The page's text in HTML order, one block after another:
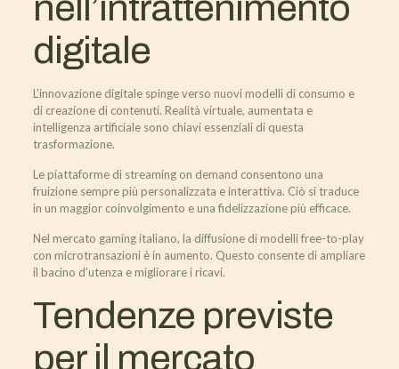
digitale
L’innovazione digitale spinge verso nuovi modelli di consumo e
di creazione di contenuti. Realità virtuale, aumentata e
intelligenza artificiale sono chiavi essenziali di questa
trasformazione.
Le piattaforme di streaming on demand consentono una
fruizione sempre più personalizzata e interattiva. Ciò si traduce
in un maggior coinvolgimento e una fidelizzazione più efficace.
Nel mercato gaming italiano, la diffusione di modelli free-to-play
con microtransazioni è in aumento. Questo consente di ampliare
il bacino d’utenza e migliorare i ricavi.
Tendenze previste
per il mercato